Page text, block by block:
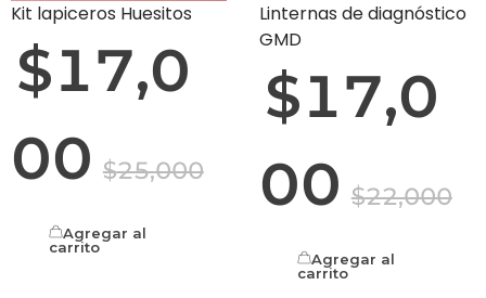
Kit lapiceros Huesitos
$17,0
00 $25,000
Agregar al
carrito
Linternas de diagnóstico
GMD
$17,0
00 $22,000
Agregar al
carrito